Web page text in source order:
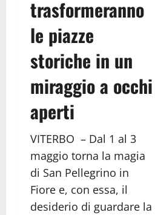
trasformeranno
le piazze
storiche in un
miraggio a occhi
aperti
VITERBO – Dal 1 al 3
maggio torna la magia
di San Pellegrino in
Fiore e, con essa, il
desiderio di guardare la